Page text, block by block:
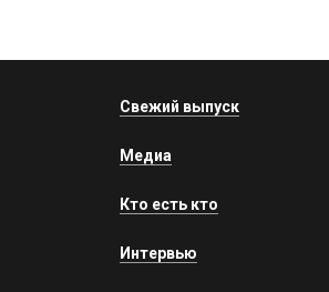
Свежий выпуск
Медиа
Кто есть кто
Интервью